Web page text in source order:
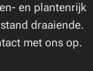
en plantenrijk
draaiende.
met ons op.